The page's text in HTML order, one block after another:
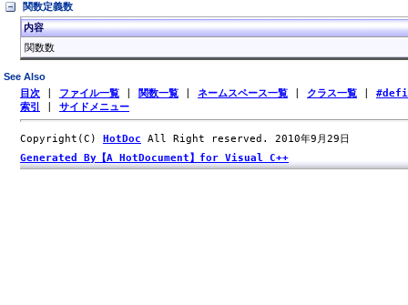
関数定義数
内容
関数数
See Also
目次 ファイル一覧 関数一覧 ネームスペース一覧 クラス一覧
索引
サイドメニュー
Copyright(C) HotDoc All Right reserved. 2010年9月29日
Generated By【A HotDocument】for Visual C++